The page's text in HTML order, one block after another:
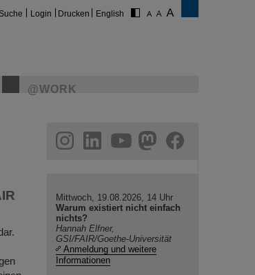
Login Drucken English
@WORK
helmholtz.social
facebook
Mittwoch, 19.08.2026, 14 Uhr
Warum existiert nicht einfach
nichts?
Hannah Elfner,
GSI/FAIR/Goethe-Universität
Anmeldung und weitere
Informationen